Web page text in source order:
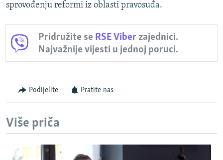
sprovođenju reformi iz oblasti pravosuđa.
Pridružite se RSE Viberzajednici.
Najvažnije vijesti u jednoj poruci.
Podijelite Pratite nas
Više priča